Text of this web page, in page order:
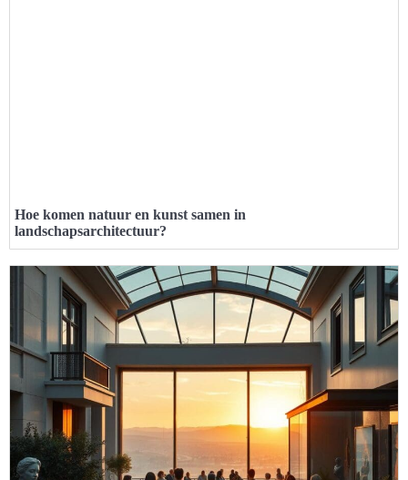
Hoe komen natuur en kunst samen in
landschapsarchitectuur?